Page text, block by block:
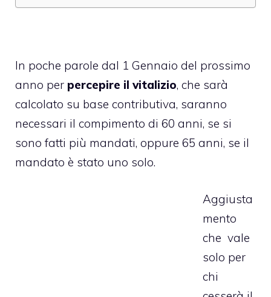
In poche parole dal 1 Gennaio del prossimo
anno per percepire il vitalizio, che sarà
calcolato su base contributiva, saranno
necessari il compimento di 60 anni, se si
sono fatti più mandati, oppure 65 anni, se il
mandato è stato uno solo.
Aggiusta
mento
che vale
solo per
chi